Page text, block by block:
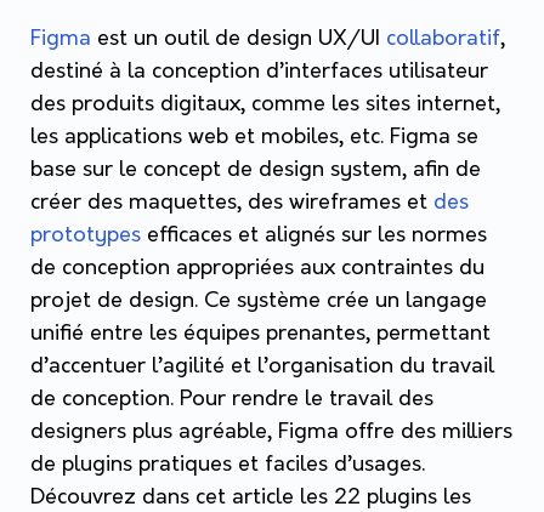
Figma est un outil de design UX/UI collaboratif,
destiné à la conception d’interfaces utilisateur
des produits digitaux, comme les sites internet,
les applications web et mobiles, etc. Figma se
base sur le concept de design system, afin de
créer des maquettes, des wireframes et des
prototypes efficaces et alignés sur les normes
de conception appropriées aux contraintes du
projet de design. Ce système crée un langage
unifié entre les équipes prenantes, permettant
d’accentuer l’agilité et l’organisation du travail
de conception. Pour rendre le travail des
designers plus agréable, Figma offre des milliers
de plugins pratiques et faciles d’usages.
Découvrez dans cet article les 22 plugins les